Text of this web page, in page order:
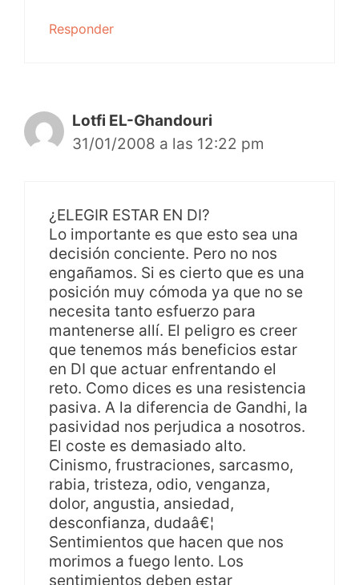
Responder
Lotfi EL-Ghandouri
31/01/2008 a las 12:22 pm
¿ELEGIR ESTAR EN DI?
Lo importante es que esto sea una
decisión conciente. Pero no nos
engañamos. Si es cierto que es una
posición muy cómoda ya que no se
necesita tanto esfuerzo para
mantenerse allí. El peligro es creer
que tenemos más beneficios estar
en DI que actuar enfrentando el
reto. Como dices es una resistencia
pasiva. A la diferencia de Gandhi, la
pasividad nos perjudica a nosotros.
El coste es demasiado alto.
Cinismo, frustraciones, sarcasmo,
rabia, tristeza, odio, venganza,
dolor, angustia, ansiedad,
desconfianza, dudaâ€¦
Sentimientos que hacen que nos
morimos a fuego lento. Los
sentimientos deben estar